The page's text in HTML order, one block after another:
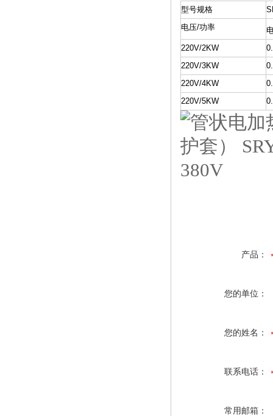
型号规格
电压/功率
220V/2KW
220V/3KW
220V/4KW
220V/5KW
产品：
您的单位：
您的姓名：
联系电话：
常用邮箱：